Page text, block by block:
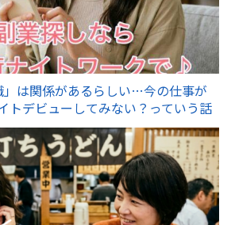
」は関係があるらしい…今の仕事が
トデビューしてみない？っていう話